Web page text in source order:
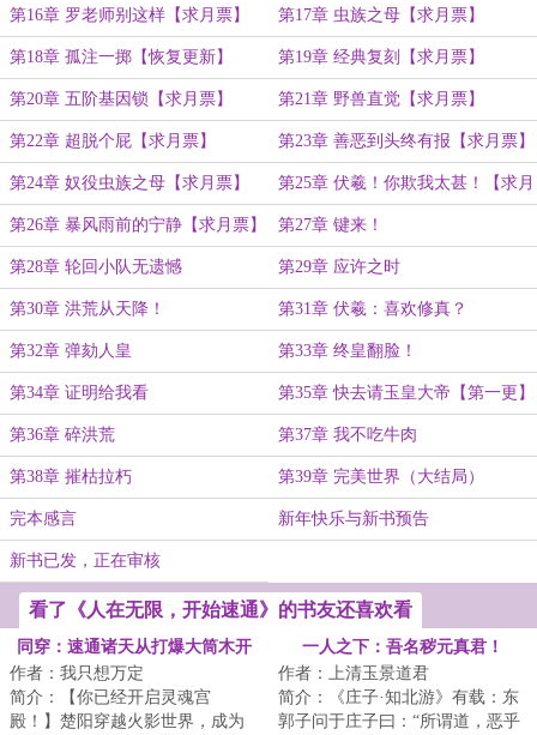
第16章 罗老师别这样【求月票】 第17章 虫族之母【求月票】
第18章 孤注一掷【恢复更新】 第19章 经典复刻【求月票】
第20章 五阶基因锁【求月票】 第21章 野兽直觉【求月票】
第22章 超脱个屁【求月票】 第23章 善恶到头终有报【求月票】
第24章 奴役虫族之母【求月票】 第25章 伏羲！你欺我太甚！【求月
票】
第26章 暴风雨前的宁静【求月票】 第27章 键来！
第28章 轮回小队无遗憾 第29章 应许之时
第30章 洪荒从天降！ 第31章 伏羲：喜欢修真？
第32章 弹劾人皇 第33章 终皇翻脸！
第34章 证明给我看 第35章 快去请玉皇大帝【第一更】
第36章 碎洪荒 第37章 我不吃牛肉
第38章 摧枯拉朽 第39章 完美世界（大结局）
完本感言 新年快乐与新书预告
新书已发，正在审核
看了《人在无限，开始速通》的书友还喜欢看
同穿：速通诸天从打爆大筒木开
始
作者：我只想万定
简介：【你已经开启灵魂宫
殿！】楚阳穿越火影世界，成为
一人之下：吾名秽元真君！
作者：上清玉景道君
简介：《庄子·知北游》有载：东
郭子问于庄子曰：“所谓道，恶乎